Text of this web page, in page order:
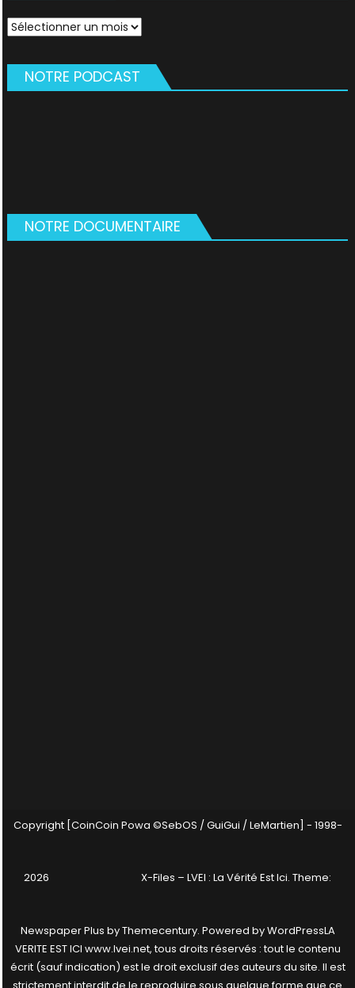
Archives
NOTRE PODCAST
NOTRE DOCUMENTAIRE
Copyright [CoinCoin Powa ©SebOS / GuiGui / LeMartien] - 1998-
2026 X-Files – LVEI : La Vérité Est Ici. Theme:
Newspaper Plus byThemecentury. Powered byWordPressLA
VERITE EST ICI www.lvei.net, tous droits réservés : tout le contenu
écrit (sauf indication) est le droit exclusif des auteurs du site. Il est
strictement interdit de le reproduire sous quelque forme que ce